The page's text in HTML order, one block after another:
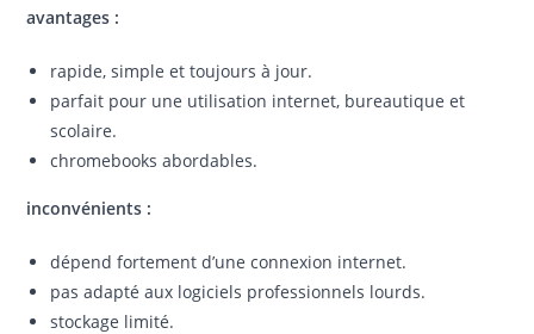
avantages :
rapide, simple et toujours à jour.
parfait pour une utilisation internet, bureautique et
scolaire.
chromebooks abordables.
inconvénients :
dépend fortement d’une connexion internet.
pas adapté aux logiciels professionnels lourds.
stockage limité.